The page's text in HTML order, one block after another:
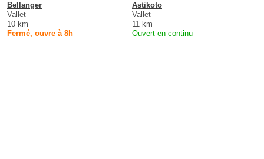
Bellanger
Vallet
10 km
Fermé, ouvre à 8h
Astikoto
Vallet
11 km
Ouvert en continu